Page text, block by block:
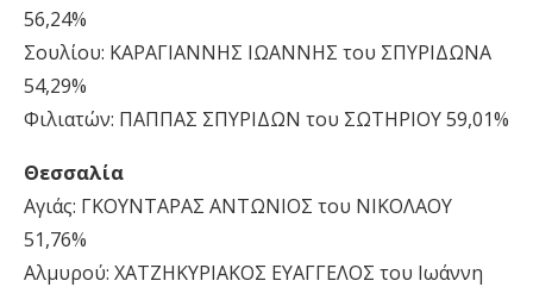
56,24%
Σουλίου: ΚΑΡΑΓΙΑΝΝΗΣ ΙΩΑΝΝΗΣ του ΣΠΥΡΙΔΩΝΑ
54,29%
Φιλιατών: ΠΑΠΠΑΣ ΣΠΥΡΙΔΩΝ του ΣΩΤΗΡΙΟΥ 59,01%
Θεσσαλία
Αγιάς: ΓΚΟΥΝΤΑΡΑΣ ΑΝΤΩΝΙΟΣ του ΝΙΚΟΛΑΟΥ
51,76%
Αλμυρού: ΧΑΤΖΗΚΥΡΙΑΚΟΣ ΕΥΑΓΓΕΛΟΣ του Ιωάννη